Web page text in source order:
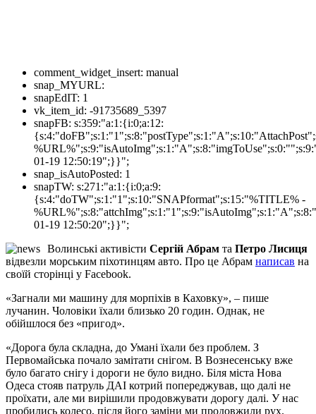
comment_widget_insert: manual
snap_MYURL:
snapEdIT: 1
vk_item_id: -91735689_5397
snapFB: s:359:"a:1:{i:0;a:12:
01-19 12:50:19";}}";
snap_isAutoPosted: 1
snapTW: s:271:"a:1:{i:0;a:9:
{s:4:"doTW";s:1:"1";s:10:"SNAPformat";s:15:"%TITLE% -
01-19 12:50:20";}}";
Волинські активісти Сергій Абрам та Петро Лисиця
відвезли морським піхотинцям авто. Про це Абрам написав на
своїй сторінці у Facebook.
«Загнали ми машину для морпіхів в Каховку», – пише
лучанин. Чоловіки їхали близько 20 годин. Однак, не
обійшлося без «пригод».
«Дорога була складна, до Умані їхали без проблем. З
Первомайська почало замітати снігом. В Вознесенську вже
було багато снігу і дороги не було видно. Біля міста Нова
Одеса стояв патруль ДАІ котрий попереджував, що далі не
проїхати, але ми вирішили продовжувати дорогу далі. У нас
пробились колесо, після його заміни ми продовжили рух.